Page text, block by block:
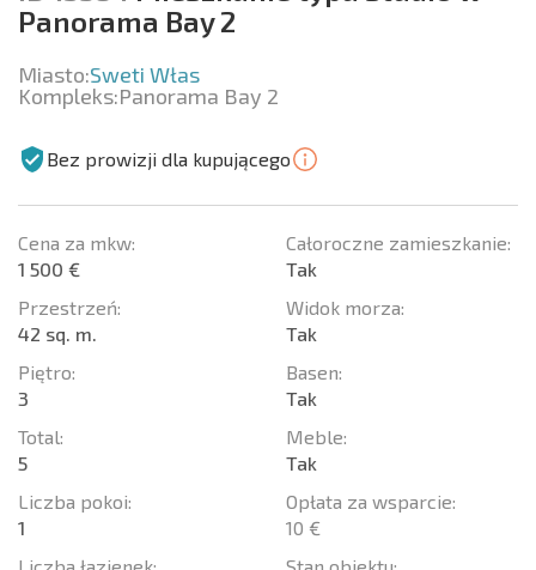
Panorama Bay 2
Miasto:Sweti Włas
Kompleks:Panorama Bay 2
Bez prowizji dla kupującego
Cena za mkw:
1 500 €
Przestrzeń:
42 sq. m.
Piętro:
3
Total:
5
Liczba pokoi:
1
Liczba łazienek:
Całoroczne zamieszkanie:
Tak
Widok morza:
Tak
Basen:
Tak
Meble:
Tak
Opłata za wsparcie:
10 €
Stan obiektu: